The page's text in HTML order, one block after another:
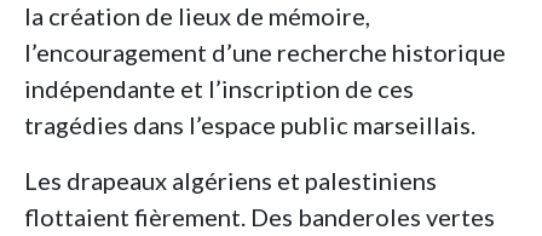
la création de lieux de mémoire,
l’encouragement d’une recherche historique
indépendante et l’inscription de ces
tragédies dans l’espace public marseillais.
Les drapeaux algériens et palestiniens
flottaient fièrement. Des banderoles vertes